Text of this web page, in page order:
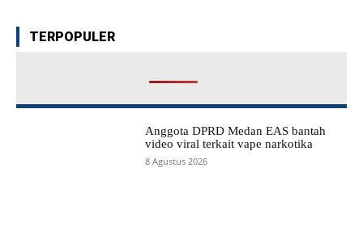
TERPOPULER
Anggota DPRD Medan EAS bantah
video viral terkait vape narkotika
8 Agustus 2026